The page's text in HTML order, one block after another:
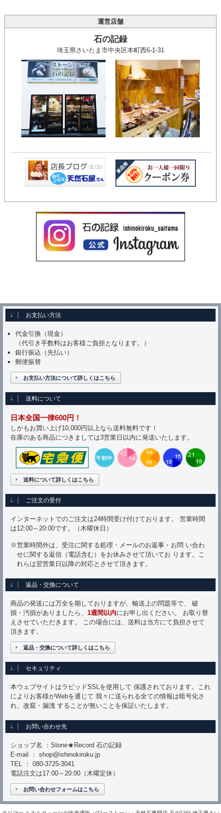
運営店舗
石の記録
埼玉県さいたま市中央区本町西6-1-31
お支払い方法
代金引換（現金）
（代引き手数料はお客様ご負担となります。）
銀行振込（先払い）
郵便振替
お支払い方法について詳しくはこちら
送料について
日本全国一律600円！
しかもお買い上げ10,000円以上なら送料無料です！
在庫のある商品につきましては3営業日以内に発送いたします。
送料について詳しくはこちら
ご注文の受付
インターネットでのご注文は24時間受け付けております。 営業時間
は12:00～20:00です。（木曜休日）
※営業時間外は、受注に関する処理・メールのお返事・お問 い合わ
せに関する返信（電話含む）をお休みさせて頂いてお ります。こ
れらは翌営業日以降の対応とさせて頂きます。
返品・交換について
商品の発送には万全を期しておりますが、輸送上の問題等で、 破
損・汚損がありましたら、 1週間以内にお申し出ください。 お取り替
えさせていただきます。 この場合には、送料は当方にて負担させて
頂きます。
返品・交換について詳しくはこちら
セキュリティ
本ウェブサイトはラピッドSSLを使用して 保護されております。これ
によりお客様がWebを通じて 我々に送られる全ての情報は暗号化さ
れ、改竄・漏洩 することが無いことを保証いたします。
お問い合わせ先
ショップ名 ：Stone★Record 石の記録
E-mail ： shop@ishinokiroku.jp
TEL ： 080-3725-3041
電話注文は17:00～20:00（木曜定休）
お問い合わせフォームはこちら